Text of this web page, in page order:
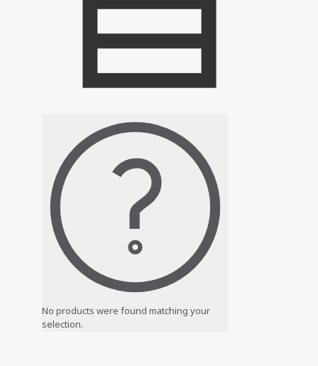
No products were found matching your
selection.